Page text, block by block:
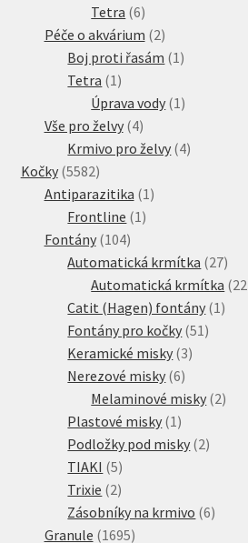
produkty
Tetra 66
produktů
Péče o akvárium 22
produkty
Boj proti řasám 1 1
Tetra 1 1
produkt
Úprava vody 1 1
Vše pro želvy 44
produkty
Krmivo pro želvy 44
Kočky 55825582
produktů
Antiparazitika 1 1
Frontline 1 1
Fontány 104104
produktů
Automatická krmítka 2727
Automatická krmítka 22
Catit (Hagen) fontány 1 1
Fontány pro kočky 51 51
Keramické misky 33
Nerezové misky 66
produktů
Melaminové misky 22
Plastové misky 1 1
produkt
Podložky pod misky 22
TIAKI 55
produktů
Trixie 22
produkty
Zásobníky na krmivo 66
Granule 16951695